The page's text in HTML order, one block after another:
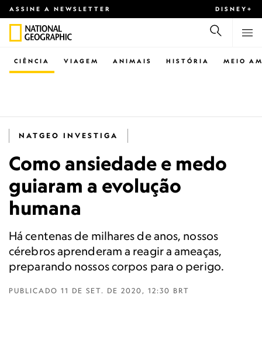
ASSINE A NEWSLETTER DISNEY+
CIÊNCIA VIAGEM ANIMAIS HISTÓRIA MEIO
NATGEO INVESTIGA
Como ansiedade e medo
guiaram a evolução
humana
Há centenas de milhares de anos, nossos
cérebros aprenderam a reagir a ameaças,
preparando nossos corpos para o perigo.
PUBLICADO 11 DE SET. DE 2020, 12:30 BRT